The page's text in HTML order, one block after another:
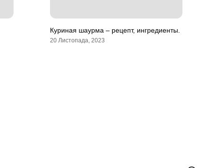
Куриная шаурма – рецепт, ингредиенты.
20 Листопада, 2023